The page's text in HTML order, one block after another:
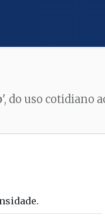
', do uso cotidiano